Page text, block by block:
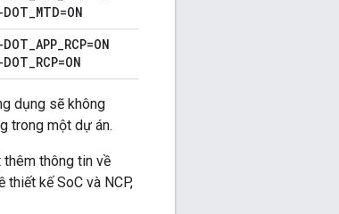
_MTD=ON
_APP_RCP=ON
_RCP=ON
dụng sẽ không
trong một dự án.
thông tin về
kế SoC và NCP,